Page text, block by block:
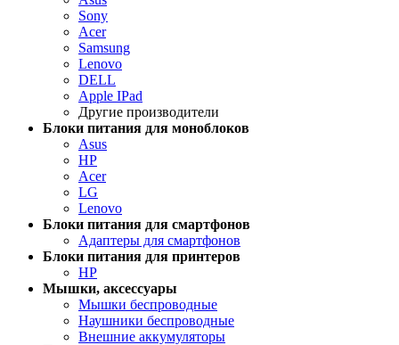
Sony
Acer
Samsung
Lenovo
DELL
Apple IPad
Другие производители
Блоки питания для моноблоков
Asus
HP
Acer
LG
Lenovo
Блоки питания для смартфонов
Адаптеры для смартфонов
Блоки питания для принтеров
HP
Мышки, аксессуары
Мышки беспроводные
Наушники беспроводные
Внешние аккумуляторы